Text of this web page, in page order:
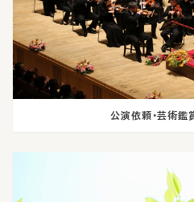
公演依頼・芸術鑑